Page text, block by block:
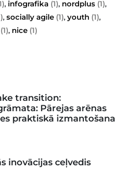
, infografika (1), nordplus (1),
, socially agile (1), youth (1),
(1), nice (1)
transition:
Pārejas arēnas
praktiskā izmantošana
inovācijas ceļvedis